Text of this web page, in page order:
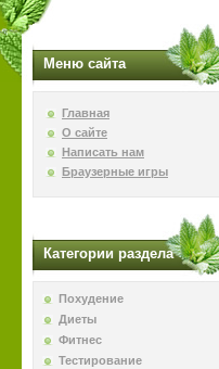
Меню сайта
Главная
О сайте
Написать нам
Браузерные игры
Категории раздела
Похудение
Диеты
Фитнес
Тестирование